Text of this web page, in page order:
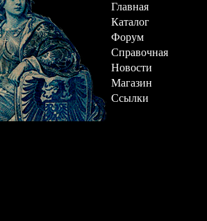
Главная
Каталог
Форум
Справочная
Новости
Магазин
Ссылки